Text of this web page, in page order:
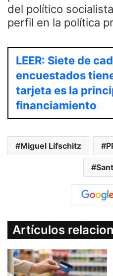
del político
perfil en la política
LEER: Siete de
encuestados
tarjeta es la
financiamiento
Miguel Lifschitz
Artículos